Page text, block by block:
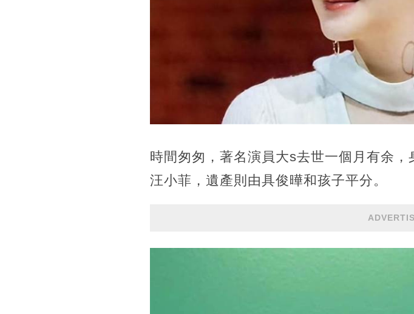
時間匆匆，著名演員大s去世一個月有余
汪小菲，遺產則由具俊曄和孩子平分。